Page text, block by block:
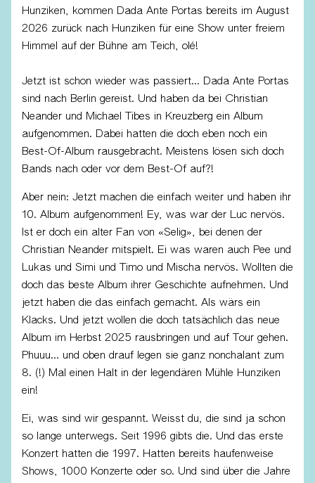
Hunziken, kommen Dada Ante Portas bereits im August
2026 zurück nach Hunziken für eine Show unter freiem
Himmel auf der Bühne am Teich, olé!
Jetzt ist schon wieder was passiert… Dada Ante Portas
sind nach Berlin gereist. Und haben da bei Christian
Neander und Michael Tibes in Kreuzberg ein Album
aufgenommen. Dabei hatten die doch eben noch ein
Best-Of-Album rausgebracht. Meistens lösen sich doch
Bands nach oder vor dem Best-Of auf?!
Aber nein: Jetzt machen die einfach weiter und haben ihr
10. Album aufgenommen! Ey, was war der Luc nervös.
Ist er doch ein alter Fan von «Selig», bei denen der
Christian Neander mitspielt. Ei was waren auch Pee und
Lukas und Simi und Timo und Mischa nervös. Wollten die
doch das beste Album ihrer Geschichte aufnehmen. Und
jetzt haben die das einfach gemacht. Als wärs ein
Klacks. Und jetzt wollen die doch tatsächlich das neue
Album im Herbst 2025 rausbringen und auf Tour gehen.
Phuuu... und oben drauf legen sie ganz nonchalant zum
8. (!) Mal einen Halt in der legendären Mühle Hunziken
ein!
Ei, was sind wir gespannt. Weisst du, die sind ja schon
so lange unterwegs. Seit 1996 gibts die. Und das erste
Konzert hatten die 1997. Hatten bereits haufenweise
Shows, 1000 Konzerte oder so. Und sind über die Jahre